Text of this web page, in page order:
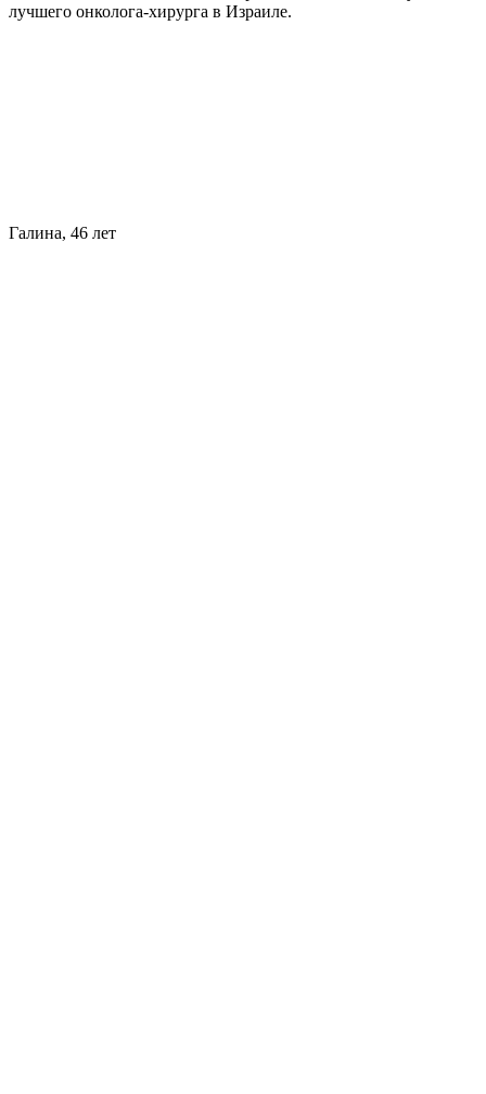
лучшего онколога-хирурга в Израиле.
Галина, 46 лет